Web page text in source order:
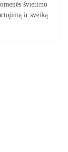
švietimo
ir sveiką